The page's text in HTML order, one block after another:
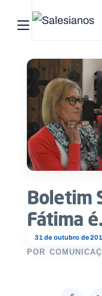
Abrir menu
31 de outubro de
Boletim
Fátima
POR
Início
Quem
somos
O
que
Notícias